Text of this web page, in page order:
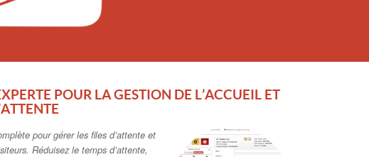
POUR LA GESTION DE L’ACCUEIL ET
pour gérer les files d’attente et
Réduisez le temps d’attente,